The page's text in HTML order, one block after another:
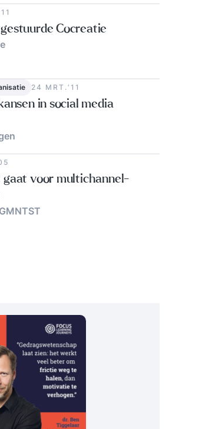
Cocreatie
24 MRT.‘11
in social media
gaat voor multichannel-